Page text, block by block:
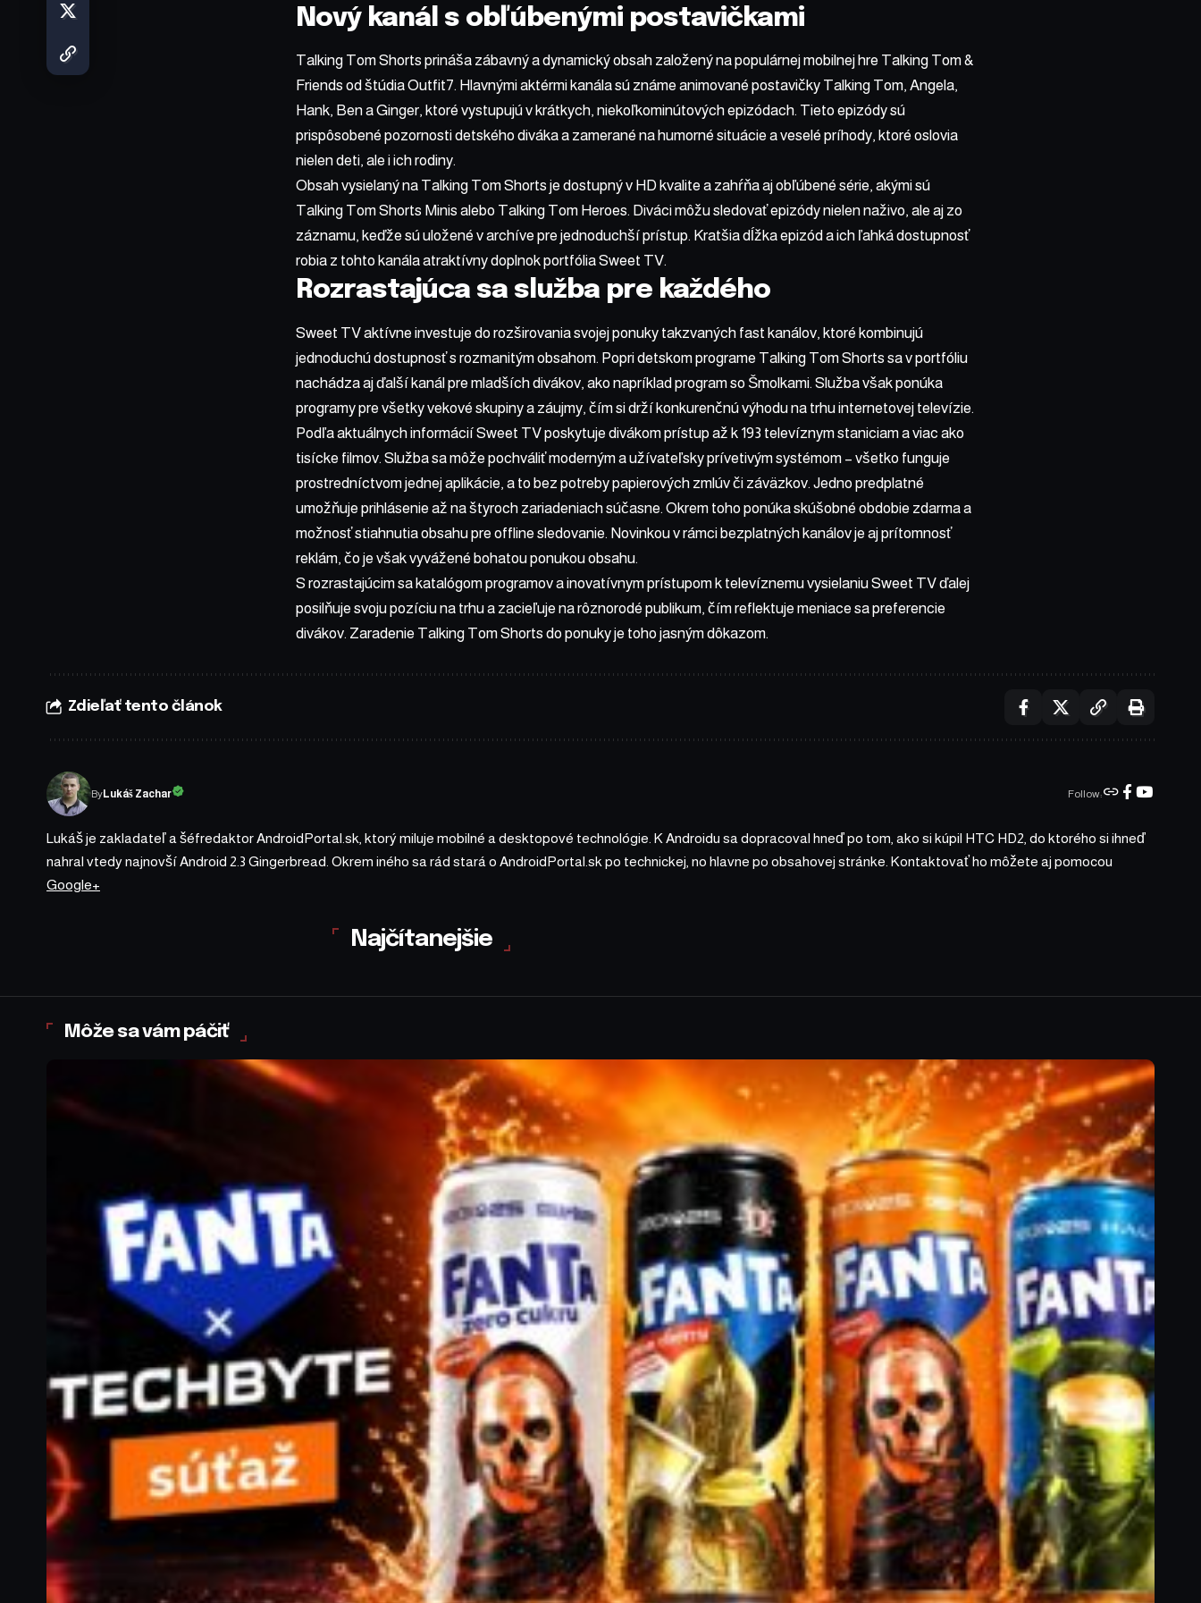
Nový kanál s obľúbenými postavičkami
Talking Tom Shorts prináša zábavný a dynamický obsah založený na populárnej mobilnej hre Talking Tom &
Friends od štúdia Outfit7. Hlavnými aktérmi kanála sú známe animované postavičky Talking Tom, Angela,
Hank, Ben a Ginger, ktoré vystupujú v krátkych, niekoľkominútových epizódach. Tieto epizódy sú
prispôsobené pozornosti detského diváka a zamerané na humorné situácie a veselé príhody, ktoré oslovia
nielen deti, ale i ich rodiny.
Obsah vysielaný na Talking Tom Shorts je dostupný v HD kvalite a zahŕňa aj obľúbené série, akými sú
Talking Tom Shorts Minis alebo Talking Tom Heroes. Diváci môžu sledovať epizódy nielen naživo, ale aj zo
záznamu, keďže sú uložené v archíve pre jednoduchší prístup. Kratšia dĺžka epizód a ich ľahká dostupnosť
robia z tohto kanála atraktívny doplnok portfólia Sweet TV.
Rozrastajúca sa služba pre každého
Sweet TV aktívne investuje do rozširovania svojej ponuky takzvaných fast kanálov, ktoré kombinujú
jednoduchú dostupnosť s rozmanitým obsahom. Popri detskom programe Talking Tom Shorts sa v portfóliu
nachádza aj ďalší kanál pre mladších divákov, ako napríklad program so Šmolkami. Služba však ponúka
programy pre všetky vekové skupiny a záujmy, čím si drží konkurenčnú výhodu na trhu internetovej televízie.
Podľa aktuálnych informácií Sweet TV poskytuje divákom prístup až k 193 televíznym staniciam a viac ako
tisícke filmov. Služba sa môže pochváliť moderným a užívateľsky prívetivým systémom – všetko funguje
prostredníctvom jednej aplikácie, a to bez potreby papierových zmlúv či záväzkov. Jedno predplatné
umožňuje prihlásenie až na štyroch zariadeniach súčasne. Okrem toho ponúka skúšobné obdobie zdarma a
možnosť stiahnutia obsahu pre offline sledovanie. Novinkou v rámci bezplatných kanálov je aj prítomnosť
reklám, čo je však vyvážené bohatou ponukou obsahu.
S rozrastajúcim sa katalógom programov a inovatívnym prístupom k televíznemu vysielaniu Sweet TV ďalej
posilňuje svoju pozíciu na trhu a zacieľuje na rôznorodé publikum, čím reflektuje meniace sa preferencie
divákov. Zaradenie Talking Tom Shorts do ponuky je toho jasným dôkazom.
Zdieľať tento článok
ByLukáš Zachar Follow:
Lukáš je zakladateľ a šéfredaktor AndroidPortal.sk, ktorý miluje mobilné a desktopové technológie. K Androidu sa dopracoval hneď po tom, ako si kúpil HTC HD2, do ktorého si ihneď
nahral vtedy najnovší Android 2.3 Gingerbread. Okrem iného sa rád stará o AndroidPortal.sk po technickej, no hlavne po obsahovej stránke. Kontaktovať ho môžete aj pomocou
Google+
Najčítanejšie
Môže sa vám páčiť